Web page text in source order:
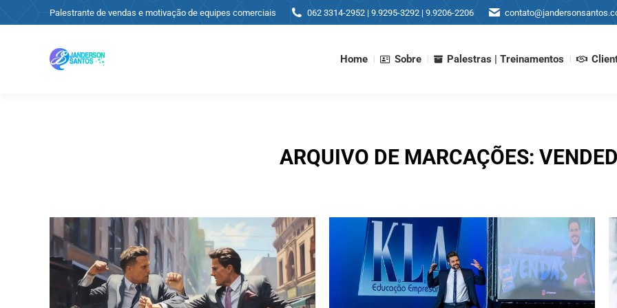
Palestrante de vendas e motivação de equipes comerciais 062 3314-2952 | 9.9295-3292 | 9.9206-2206
Home Sobre Palestras | Treinamentos
ARQUIVO DE MARCAÇÕES:
Palestras | Treinamentos